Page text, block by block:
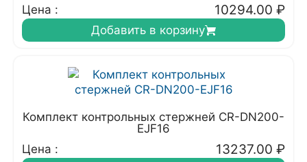
Цена :
10294.00 ₽
Добавить в корзину
Комплект контрольных стержней CR-DN200-
EJF16
Цена :
13237.00 ₽